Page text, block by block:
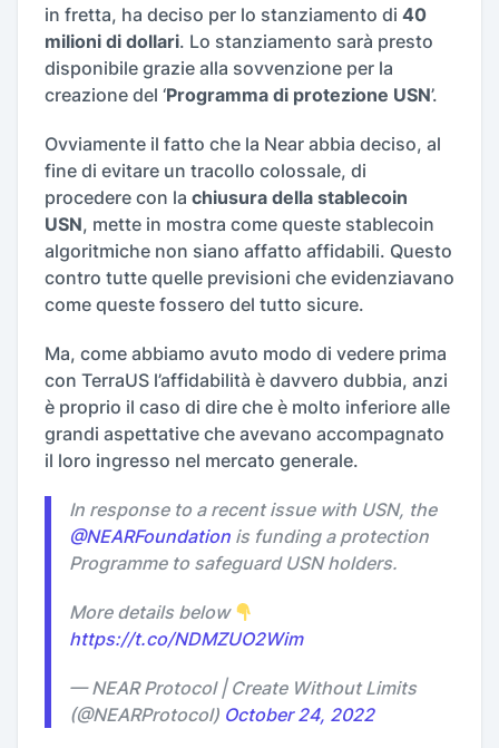
in fretta, ha deciso per lo stanziamento di 40
milioni di dollari. Lo stanziamento sarà presto
disponibile grazie alla sovvenzione per la
creazione del ‘Programma di protezione USN’.
Ovviamente il fatto che la Near abbia deciso, al
fine di evitare un tracollo colossale, di
procedere con la chiusura della stablecoin
USN, mette in mostra come queste stablecoin
algoritmiche non siano affatto affidabili. Questo
contro tutte quelle previsioni che evidenziavano
come queste fossero del tutto sicure.
Ma, come abbiamo avuto modo di vedere prima
con TerraUS l’affidabilità è davvero dubbia, anzi
è proprio il caso di dire che è molto inferiore alle
grandi aspettative che avevano accompagnato
il loro ingresso nel mercato generale.
In response to a recent issue with USN, the
@NEARFoundation is funding a protection
Programme to safeguard USN holders.
More details below
https://t.co/NDMZUO2Wim
— NEAR Protocol | Create Without Limits
(@NEARProtocol) October 24, 2022